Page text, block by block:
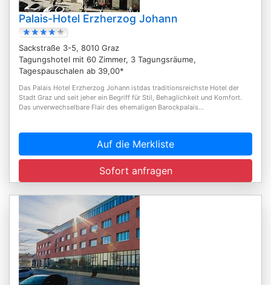
Palais-Hotel Erzherzog Johann
Sackstraße 3-5, 8010 Graz
Tagungshotel mit 60 Zimmer, 3 Tagungsräume,
Tagespauschalen ab 39,00*
Das Palais Hotel Erzherzog Johann istdas traditionsreichste Hotel der
Stadt Graz und seit jeher ein Begriff für Stil, Behaglichkeit und Komfort.
Das unverwechselbare Flair des ehemaligen Barockpalais...
Auf die Merkliste
Sofort anfragen